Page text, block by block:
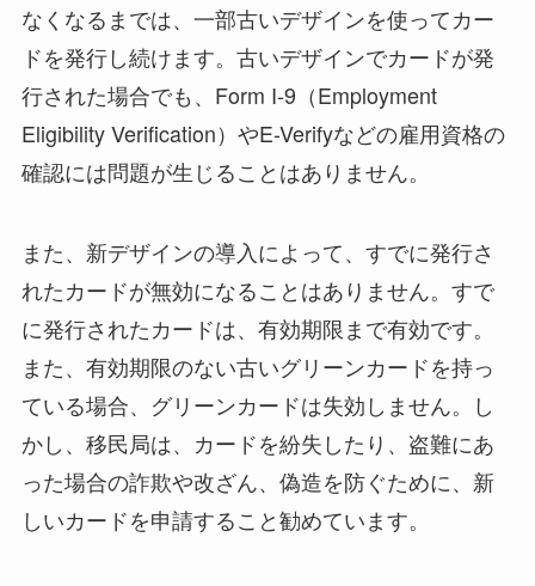
なくなるまでは、一部古いデザインを使ってカー
ドを発行し続けます。古いデザインでカードが発
行された場合でも、Form I-9（Employment
Eligibility Verification）やE-Verifyなどの雇用資格の
確認には問題が生じることはありません。
また、新デザインの導入によって、すでに発行さ
れたカードが無効になることはありません。すで
に発行されたカードは、有効期限まで有効です。
また、有効期限のない古いグリーンカードを持っ
ている場合、グリーンカードは失効しません。し
かし、移民局は、カードを紛失したり、盗難にあ
った場合の詐欺や改ざん、偽造を防ぐために、新
しいカードを申請すること勧めています。